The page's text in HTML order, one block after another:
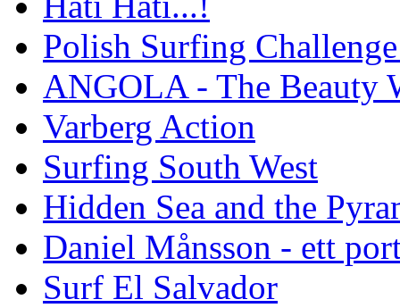
Polish Surfing
ANGOLA - The Beauty
Varberg Action
Surfing South West
Hidden Sea and the
Daniel Månsson - ett
Surf El Salvador